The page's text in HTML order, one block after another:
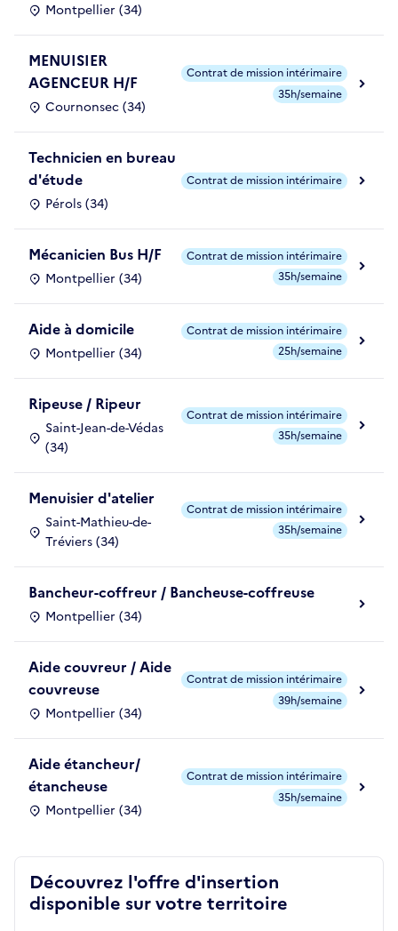
Montpellier (34)
MENUISIER
AGENCEUR H/F
Cournonsec (34)
Contrat de mission intérimaire
35h/semaine
Technicien en bureau
d'étude
Pérols (34)
Contrat de mission intérimaire
Mécanicien Bus H/F
Montpellier (34)
Contrat de mission intérimaire
35h/semaine
Aide à domicile
Montpellier (34)
Contrat de mission intérimaire
25h/semaine
Ripeuse / Ripeur
Saint-Jean-de-Védas
(34)
Contrat de mission intérimaire
35h/semaine
Menuisier d'atelier
Saint-Mathieu-de-
Tréviers (34)
Contrat de mission intérimaire
35h/semaine
Bancheur-coffreur / Bancheuse-coffreuse
Montpellier (34)
Aide couvreur / Aide
couvreuse
Montpellier (34)
Contrat de mission intérimaire
39h/semaine
Aide étancheur/
étancheuse
Montpellier (34)
Contrat de mission intérimaire
35h/semaine
Découvrez l'offre d'insertion
disponible sur votre territoire